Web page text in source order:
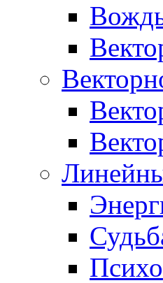
Психо